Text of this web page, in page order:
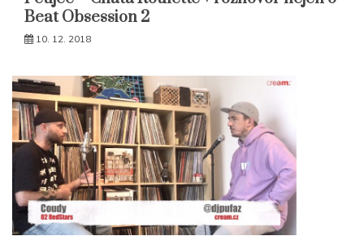
Beat Obsession 2
10. 12. 2018